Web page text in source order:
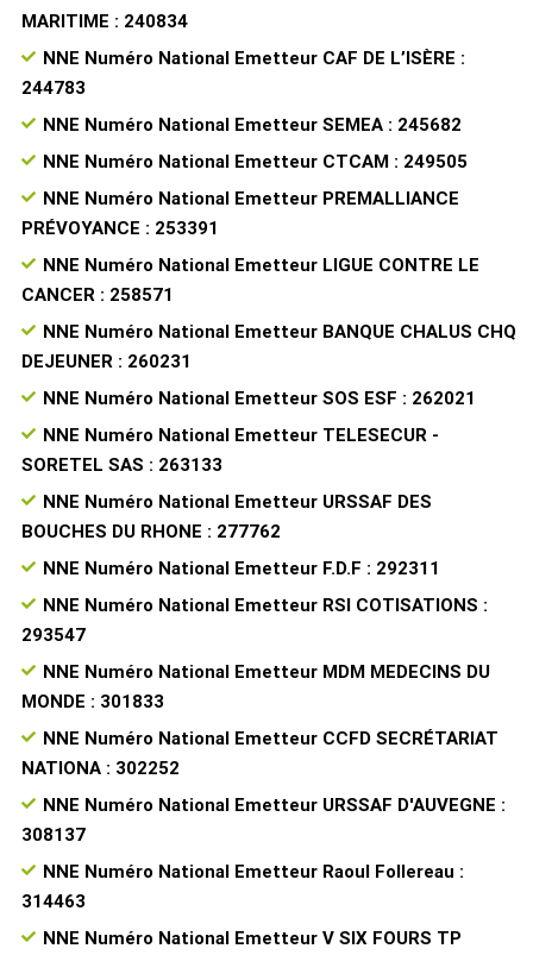
MARITIME : 240834
NNE Numéro National Emetteur CAF DE L’ISÈRE :
244783
NNE Numéro National Emetteur SEMEA : 245682
NNE Numéro National Emetteur CTCAM : 249505
NNE Numéro National Emetteur PREMALLIANCE
PRÉVOYANCE : 253391
NNE Numéro National Emetteur LIGUE CONTRE LE
CANCER : 258571
NNE Numéro National Emetteur BANQUE CHALUS CHQ
DEJEUNER : 260231
NNE Numéro National Emetteur SOS ESF : 262021
NNE Numéro National Emetteur TELESECUR -
SORETEL SAS : 263133
NNE Numéro National Emetteur URSSAF DES
BOUCHES DU RHONE : 277762
NNE Numéro National Emetteur F.D.F : 292311
NNE Numéro National Emetteur RSI COTISATIONS :
293547
NNE Numéro National Emetteur MDM MEDECINS DU
MONDE : 301833
NNE Numéro National Emetteur CCFD SECRÉTARIAT
NATIONA : 302252
NNE Numéro National Emetteur URSSAF D'AUVEGNE :
308137
NNE Numéro National Emetteur Raoul Follereau :
314463
NNE Numéro National Emetteur V SIX FOURS TP